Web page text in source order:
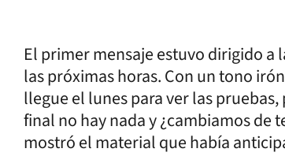
El primer mensaje estuvo dirigido a
las próximas horas. Con un tono
llegue el lunes para ver las
final no hay nada y ¿cambiamos de
mostró el material que había